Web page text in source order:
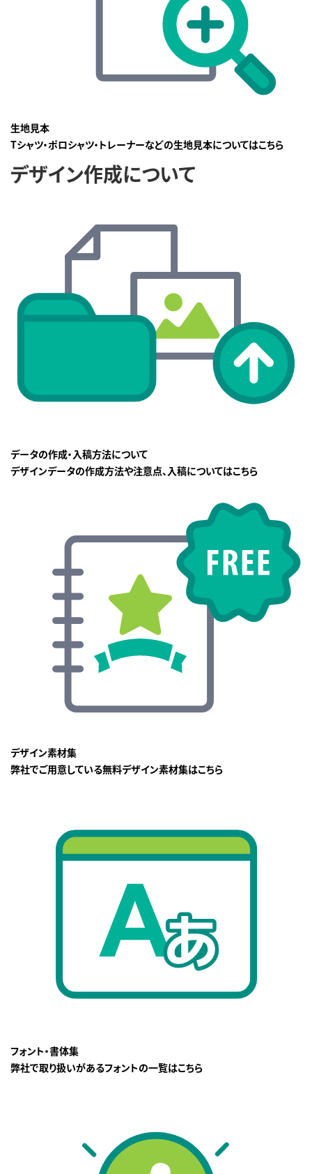
生地見本
Tシャツ・ポロシャツ・トレーナーなどの生地見本についてはこちら
デザイン作成について
データの作成・入稿方法について
デザインデータの作成方法や注意点、入稿についてはこちら
デザイン素材集
弊社でご用意している無料デザイン素材集はこちら
フォント・書体集
弊社で取り扱いがあるフォントの一覧はこちら